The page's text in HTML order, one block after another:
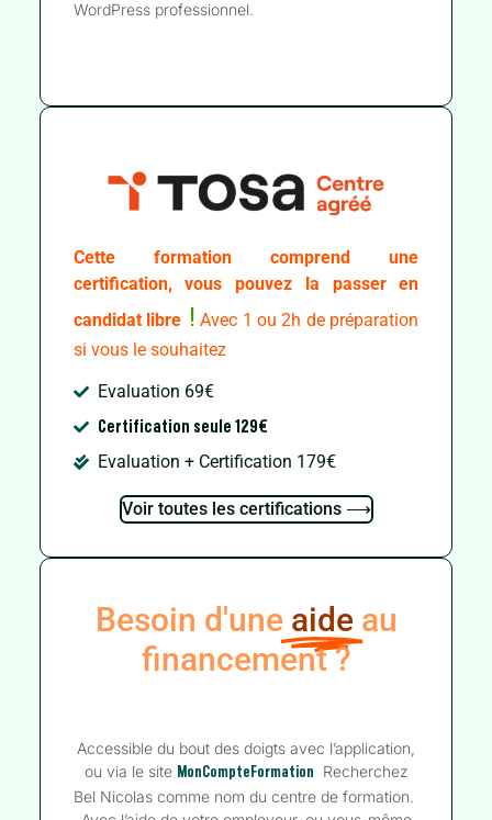
WordPress professionnel.
Cette formation comprend une
certification, vous pouvez la passer en
candidat libre ! Avec 1 ou 2h de préparation
si vous le souhaitez
Evaluation 69€
Certification seule 129€
Evaluation + Certification 179€
Voir toutes les certifications ⟶
Besoin d'une aide au
financement ?
Accessible du bout des doigts avec l’application,
ou via le site MonCompteFormation
Recherchez
Bel Nicolas comme nom du centre de formation.